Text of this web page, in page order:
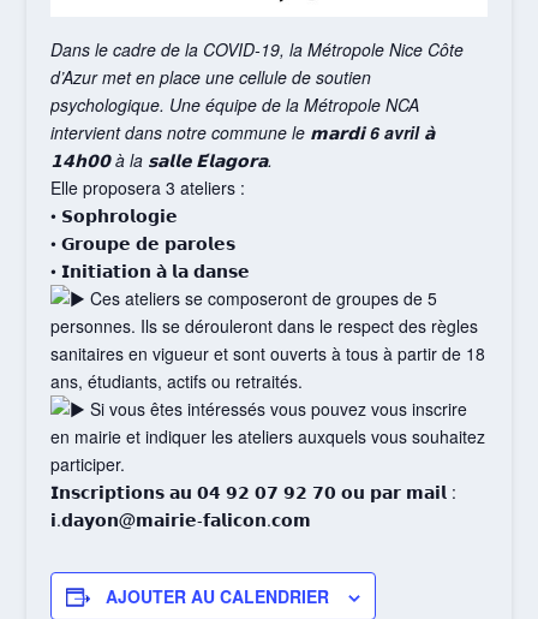
Dans le cadre de la COVID-19, la Métropole Nice Côte
d’Azur met en place une cellule de soutien
psychologique. Une équipe de la Métropole NCA
intervient dans notre commune le 𝗺𝗮𝗿𝗱𝗶6 avril𝗮̀
𝟭𝟰𝗵𝟬𝟬 à la 𝘀𝗮𝗹𝗹𝗲 𝗘́𝗹𝗮𝗴𝗼𝗿𝗮.
Elle proposera 3 ateliers :
• 𝗦𝗼𝗽𝗵𝗿𝗼𝗹𝗼𝗴𝗶𝗲
• 𝗚𝗿𝗼𝘂𝗽𝗲 𝗱𝗲 𝗽𝗮𝗿𝗼𝗹𝗲𝘀
• 𝗜𝗻𝗶𝘁𝗶𝗮𝘁𝗶𝗼𝗻 𝗮̀ 𝗹𝗮 𝗱𝗮𝗻𝘀𝗲
Ces ateliers se composeront de groupes de 5
personnes. Ils se dérouleront dans le respect des règles
sanitaires en vigueur et sont ouverts à tous à partir de 18
ans, étudiants, actifs ou retraités.
Si vous êtes intéressés vous pouvez vous inscrire
en mairie et indiquer les ateliers auxquels vous souhaitez
participer.
𝗜𝗻𝘀𝗰𝗿𝗶𝗽𝘁𝗶𝗼𝗻𝘀 𝗮𝘂 𝟬𝟰 𝟵𝟮 𝟬𝟳 𝟵𝟮 𝟳𝟬 𝗼𝘂 𝗽𝗮𝗿 𝗺𝗮𝗶𝗹 :
𝗶.𝗱𝗮𝘆𝗼𝗻@𝗺𝗮𝗶𝗿𝗶𝗲-𝗳𝗮𝗹𝗶𝗰𝗼𝗻.𝗰𝗼𝗺
AJOUTER AU CALENDRIER